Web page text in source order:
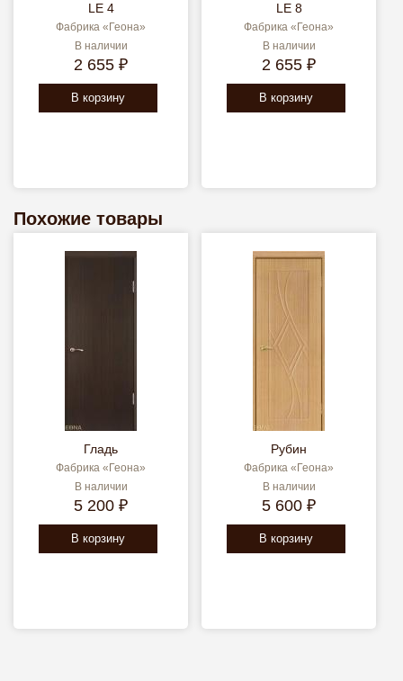
LE 4
Фабрика «Геона»
В наличии
2 655 ₽
В корзину
LE 8
Фабрика «Геона»
В наличии
2 655 ₽
В корзину
Похожие товары
Гладь
Фабрика «Геона»
В наличии
5 200 ₽
В корзину
Рубин
Фабрика «Геона»
В наличии
5 600 ₽
В корзину